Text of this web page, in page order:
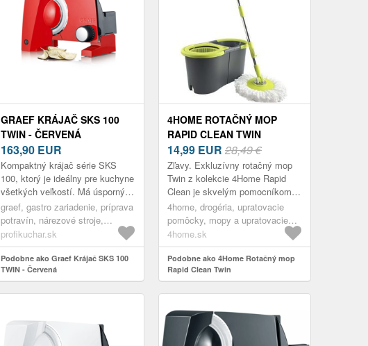
GRAEF KRÁJAČ SKS 100
TWIN - ČERVENÁ
163,90 EUR
Kompaktný krájač série SKS
100, ktorý je ideálny pre kuchyne
všetkých veľkostí. Má úsporný
45 W motor, nerezový rezný
kotúč priemeru 170 mm s
možno...
graef, gastro zariadenie, príprava
potravín, nárezové stroje,
červená
profikuchar.sk
Podobne ako Graef Krájač SKS 100
TWIN - Červená
4HOME ROTAČNÝ MOP
RAPID CLEAN TWIN
14,99 EUR 28,49 €
Zľavy. Exkluzívny rotačný mop
Twin z kolekcie 4Home Rapid
Clean je skvelým pomocníkom
na každodenné upratovanie.
Unikátne prevedenie zaistí ľahké
upratov...
4home, drogéria, upratovacie
pomôcky, mopy a upratovacie
súpravy
4home.sk
Podobne ako 4Home Rotačný mop
Rapid Clean Twin